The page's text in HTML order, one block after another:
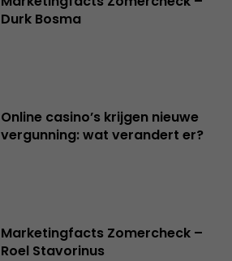
Durk Bosma
Online casino’s krijgen nieuwe
vergunning: wat verandert er?
Marketingfacts Zomercheck –
Roel Stavorinus